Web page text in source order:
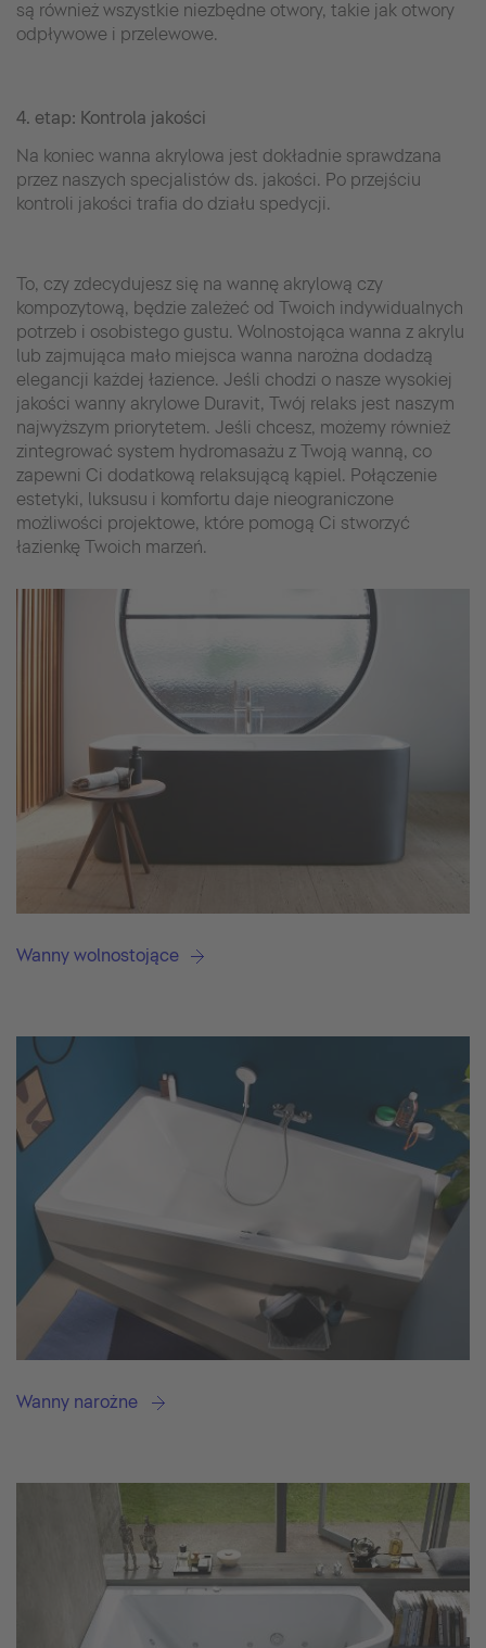
są również wszystkie niezbędne otwory, takie jak otwory
odpływowe i przelewowe.
4. etap: Kontrola jakości
Na koniec wanna akrylowa jest dokładnie sprawdzana
przez naszych specjalistów ds. jakości. Po przejściu
kontroli jakości trafia do działu spedycji.
To, czy zdecydujesz się na wannę akrylową czy
kompozytową, będzie zależeć od Twoich indywidualnych
potrzeb i osobistego gustu. Wolnostojąca wanna z akrylu
lub zajmująca mało miejsca wanna narożna dodadzą
elegancji każdej łazience. Jeśli chodzi o nasze wysokiej
jakości wanny akrylowe Duravit, Twój relaks jest naszym
najwyższym priorytetem. Jeśli chcesz, możemy również
zintegrować system hydromasażu z Twoją wanną, co
zapewni Ci dodatkową relaksującą kąpiel. Połączenie
estetyki, luksusu i komfortu daje nieograniczone
możliwości projektowe, które pomogą Ci stworzyć
łazienkę Twoich marzeń.
Wanny wolnostojące
Wanny narożne